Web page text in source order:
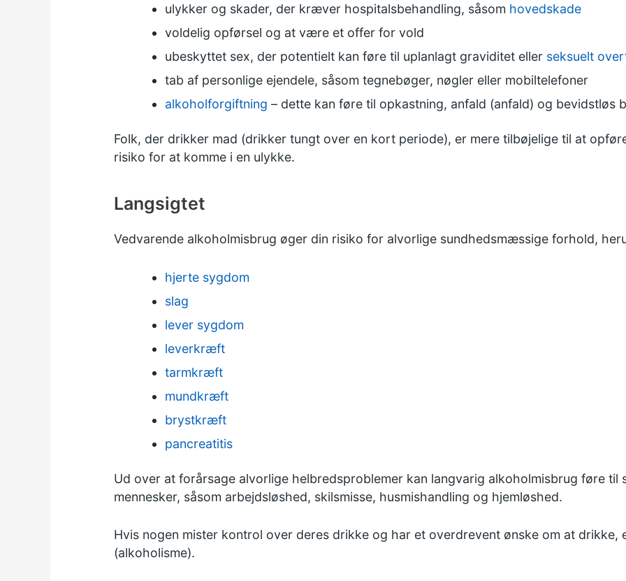
ulykker og skader, der kræver hospitalsbehandling, såsom hovedskade
voldelig opførsel og at være et offer for vold
ubeskyttet sex, der potentielt kan føre til uplanlagt graviditet eller seksuelt
tab af personlige ejendele, såsom tegnebøger, nøgler eller mobiltelefoner
alkoholforgiftning – dette kan føre til opkastning, anfald (anfald) og bevidstløs
Folk, der drikker mad (drikker tungt over en kort periode), er mere tilbøjelige til at
risiko for at komme i en ulykke.
Langsigtet
Vedvarende alkoholmisbrug øger din risiko for alvorlige sundhedsmæssige forhold,
hjerte sygdom
slag
lever sygdom
leverkræft
tarmkræft
mundkræft
brystkræft
pancreatitis
Ud over at forårsage alvorlige helbredsproblemer kan langvarig alkoholmisbrug føre til
mennesker, såsom arbejdsløshed, skilsmisse, husmishandling og hjemløshed.
Hvis nogen mister kontrol over deres drikke og har et overdrevent ønske om at
(alkoholisme).